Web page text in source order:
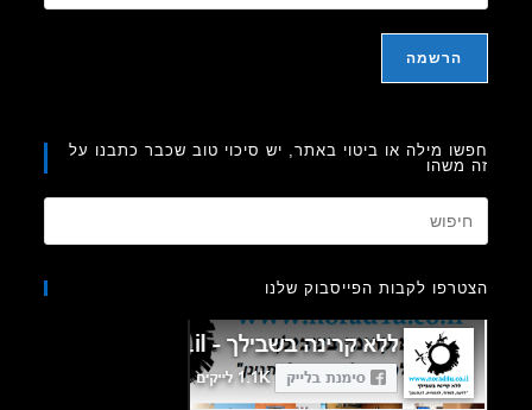
מילה או ביטוי באתר, יש סיכוי טוב שכבר כתבנו על
Escape
לקבות הפייסבוק שלנו